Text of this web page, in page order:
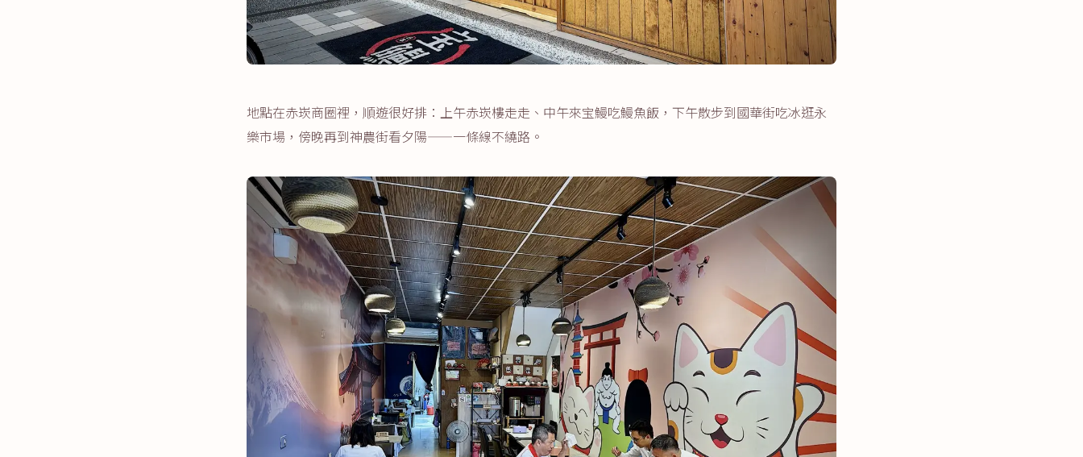
地點在赤崁商圈裡，順遊很好排：上午赤崁樓走走、中午來宝鰻吃鰻魚飯，下午散步到國華街吃冰逛永
樂市場，傍晚再到神農街看夕陽——一條線不繞路。